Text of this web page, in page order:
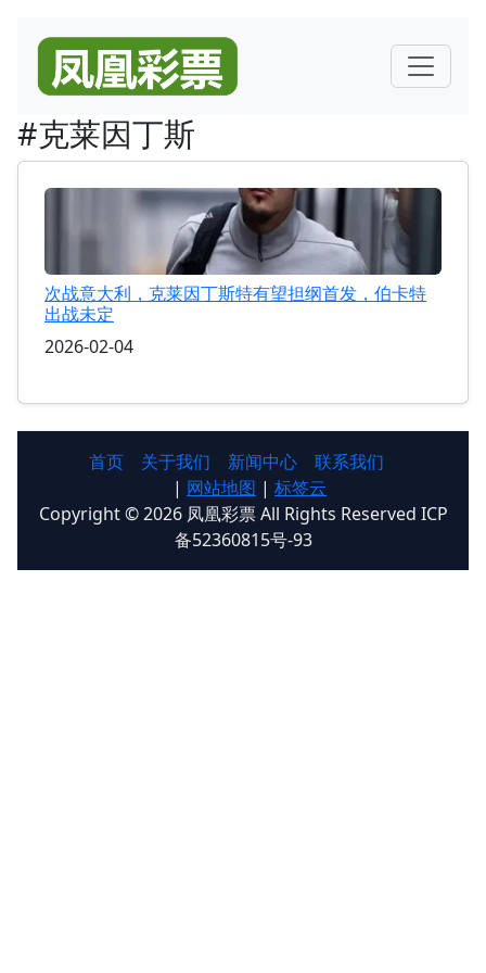
#克莱因丁斯
次战意大利，克莱因丁斯特有望担纲首发，伯卡特
出战未定
2026-02-04
首页 关于我们 新闻中心
联系我们
| 网站地图 | 标签云
Copyright © 2026 凤凰彩票 All Rights Reserved ICP
备52360815号-93